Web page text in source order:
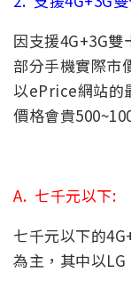
因支援4G+3G雙
部分手機實際市
以ePrice網站的
價格會貴
A. 七千元以下:
七千元以下的
為主，其中以LG